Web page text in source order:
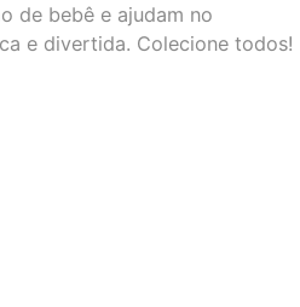
de bebê e ajudam no
e divertida. Colecione todos!